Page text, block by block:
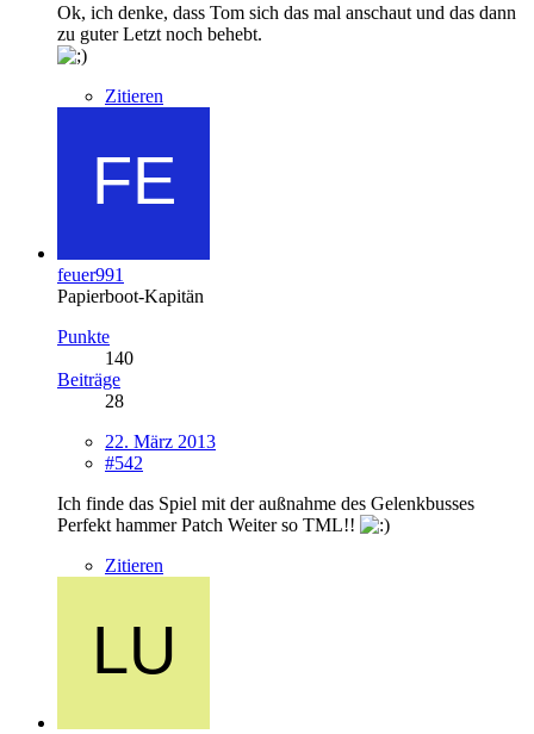
Ok, ich denke, dass Tom sich das mal anschaut und das dann
zu guter Letzt noch behebt.
Zitieren
feuer991
Papierboot-Kapitän
Punkte
140
Beiträge
28
22. März 2013
#542
Ich finde das Spiel mit der außnahme des Gelenkbusses
Perfekt hammer Patch Weiter so TML!!
Zitieren